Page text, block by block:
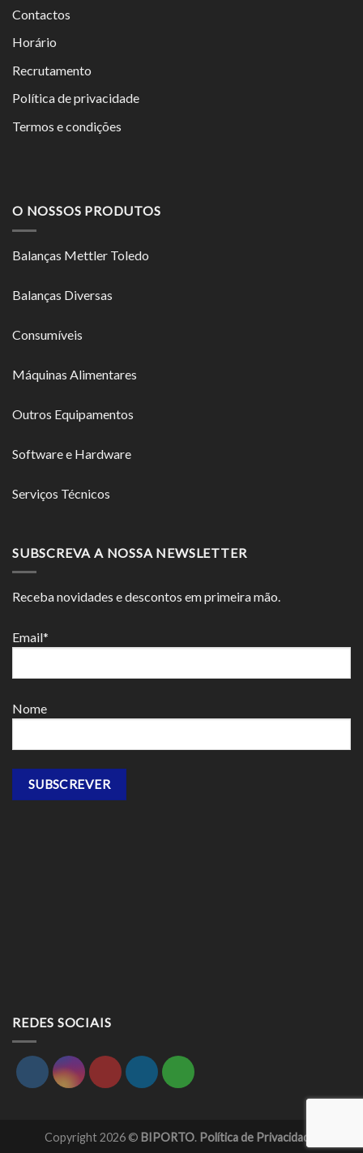
Contactos
Horário
Recrutamento
Política de privacidade
Termos e condições
O NOSSOS PRODUTOS
Balanças Mettler Toledo
Balanças Diversas
Consumíveis
Máquinas Alimentares
Outros Equipamentos
Software e Hardware
Serviços Técnicos
SUBSCREVA A NOSSA NEWSLETTER
Receba novidades e descontos em primeira mão.
Email*
Nome
REDES SOCIAIS
Copyright 2026 © BIPORTO. Política de Privacidade.